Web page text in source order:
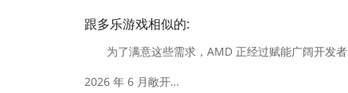
跟多乐游戏相似的:
为了满意这些需求，AMD 正经过赋能广阔开发者
2026 年 6 月敞开…